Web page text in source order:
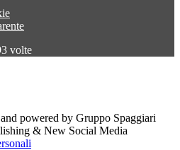
volte
powered by Gruppo Spaggiari
& New Social Media